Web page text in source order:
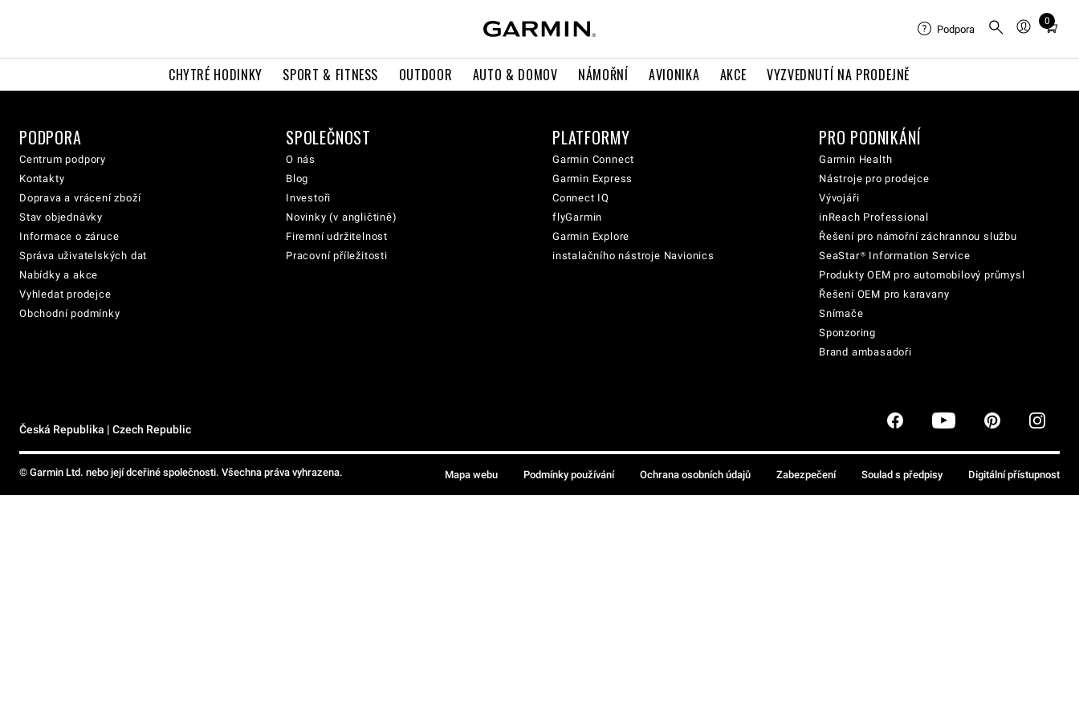
CHYTRÉ HODINKY SPORT & FITNESS OUTDOOR AUTO & DOMOV NÁMOŘNÍ AVIONIKA AKCE VYZVEDNUTÍ NA PRODEJNĚ
Podpora
0
Total
cart:
PODPORA
Centrum podpory
Kontakty
Doprava a vrácení zboží
Stav objednávky
Informace o záruce
Správa uživatelských dat
Nabídky a akce
Vyhledat prodejce
Obchodní podmínky
SPOLEČNOST
O nás
Blog
Investoři
Novinky (v angličtině)
Firemní udržitelnost
Pracovní příležitosti
PLATFORMY
Garmin Connect
Garmin Express
Connect IQ
flyGarmin
Garmin Explore
instalačního nástroje Navionics
PRO PODNIKÁNÍ
Garmin Health
Nástroje pro prodejce
Vývojáři
inReach Professional
Řešení pro námořní záchrannou službu
SeaStar® Information Service
Produkty OEM pro automobilový průmysl
Řešení OEM pro karavany
Snímače
Sponzoring
Brand ambasadoři
Česká Republika | Czech Republic
© Garmin Ltd. nebo její dceřiné společnosti. Všechna práva vyhrazena. Mapa webu Podmínky používání Ochrana osobních údajů Zabezpečení Soulad s předpisy Digitální přístupnost